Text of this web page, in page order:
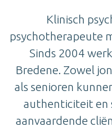
Klinisch
psychotherapeute
Sinds 2004
Bredene. Zowel
als senioren
authenticiteit en
aanvaardende